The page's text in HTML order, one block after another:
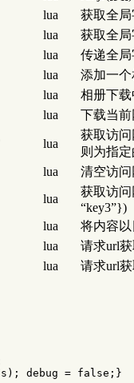
lua
获取全局
lua
获取全局
lua
传递全局
lua
添加一个
lua
相册下载
lua
下载当前
lua
获取访问
则为指定
lua
清空访
lua
获取访问
“key3”})
lua
将内容
lua
请求url
lua 请求url获
s ); debug = false ;}